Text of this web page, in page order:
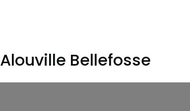
Alouville Bellefosse